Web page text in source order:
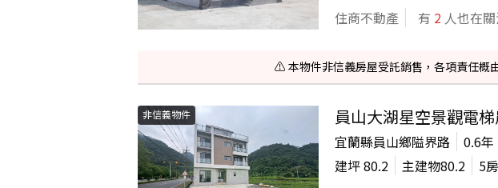
住商不動產 有 2 人也在
⚠️ 本物件非信義房屋受託銷售，各項責任概
非信義物件 員山大湖星空景觀電
宜蘭縣員山鄉隘界路 0.6年
建坪80.2 主建物80.2 5